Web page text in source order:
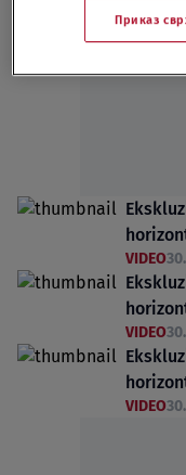
VIDEO
VIDEO
VIDEO
Приказ